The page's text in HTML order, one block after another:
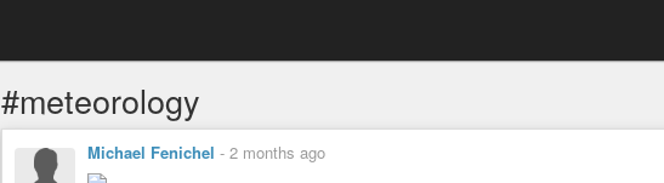
#meteorology
Michael Fenichel - 2 months ago